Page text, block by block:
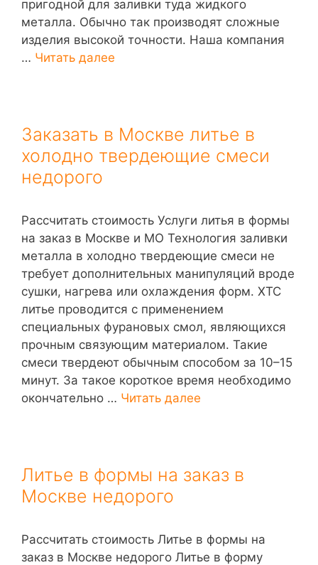
пригодной для заливки туда жидкого
металла. Обычно так производят сложные
изделия высокой точности. Наша компания
… Читать далее
Заказать в Москве литье в
холодно твердеющие смеси
недорого
Рассчитать стоимость Услуги литья в формы
на заказ в Москве и МО Технология заливки
металла в холодно твердеющие смеси не
требует дополнительных манипуляций вроде
сушки, нагрева или охлаждения форм. ХТС
литье проводится с применением
специальных фурановых смол, являющихся
прочным связующим материалом. Такие
смеси твердеют обычным способом за 10–15
минут. За такое короткое время необходимо
окончательно … Читать далее
Литье в формы на заказ в
Москве недорого
Рассчитать стоимость Литье в формы на
заказ в Москве недорого Литье в форму